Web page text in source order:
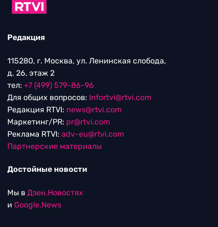
Редакция
115280, г. Москва, ул. Ленинская слобода,
д. 26, этаж 2
тел: +7 (499) 579-86-96
Для общих вопросов: Infortvi@rtvi.com
Редакция RTVI: news@rtvi.com
Маркетинг/PR: pr@rtvi.com
Реклама RTVI: adv-eu@rtvi.com
Партнерские материалы
Достойные новости
Мы в Дзен.Новостях
и Google.News